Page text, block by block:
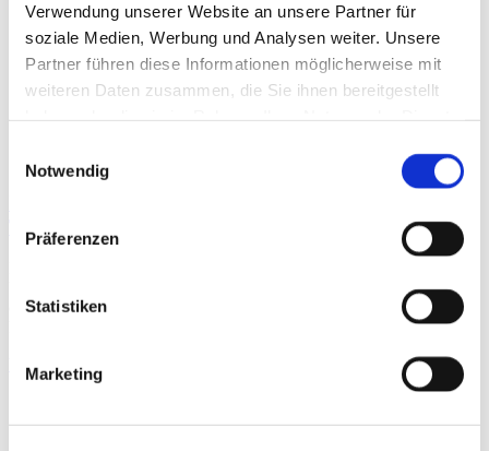
Verwendung unserer Website an unsere Partner für
soziale Medien, Werbung und Analysen weiter. Unsere
Partner führen diese Informationen möglicherweise mit
weiteren Daten zusammen, die Sie ihnen bereitgestellt
Notwendig
Präferenzen
Statistiken
Marketing
Therapieverfahren
Ursachen für Schmerzen, Funktionsverlust und Einschränkungen
der körperlichen Aktivität. Die auf Regeneration abzielende
Weiterlesen »